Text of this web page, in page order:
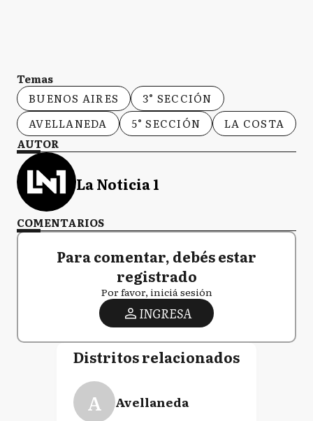
Temas
BUENOS AIRES
3° SECCIÓN
AVELLANEDA
5° SECCIÓN
LA COSTA
AUTOR
La Noticia 1
COMENTARIOS
Para comentar, debés estar
registrado
Por favor, iniciá sesión
INGRESA
Distritos relacionados
A Avellaneda